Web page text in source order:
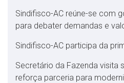
Sindifisco-AC reúne-se com
para debater demandas e
Sindifisco-AC participa da
Secretário da Fazenda visita
reforça parceria para